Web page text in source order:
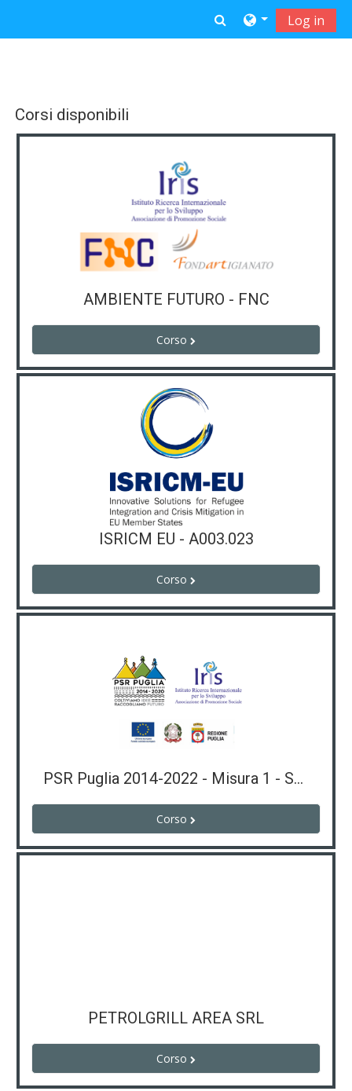
Attiva/disattiva
Log in
Corsi disponibili
AMBIENTE FUTURO - FNC
Corso
ISRICM EU - A003.023
Corso
PSR Puglia 2014-2022 - Misura 1 - Sottomisura 1.1
Corso
PETROLGRILL AREA SRL
Corso